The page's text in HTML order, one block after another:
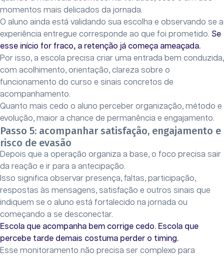
momentos mais delicados da jornada.
O aluno ainda está validando sua escolha e observando se a
experiência entregue corresponde ao que foi prometido. Se
esse início for fraco, a retenção já começa ameaçada.
Por isso, a escola precisa criar uma entrada bem conduzida,
com acolhimento, orientação, clareza sobre o
funcionamento do curso e sinais concretos de
acompanhamento.
Quanto mais cedo o aluno perceber organização, método e
evolução, maior a chance de permanência e engajamento.
Passo 5: acompanhar satisfação, engajamento e
risco de evasão
Depois que a operação organiza a base, o foco precisa sair
da reação e ir para a antecipação.
Isso significa observar presença, faltas, participação,
respostas às mensagens, satisfação e outros sinais que
indiquem se o aluno está fortalecido na jornada ou
começando a se desconectar.
Escola que acompanha bem corrige cedo. Escola que
percebe tarde demais costuma perder o timing.
Esse monitoramento não precisa ser complexo para